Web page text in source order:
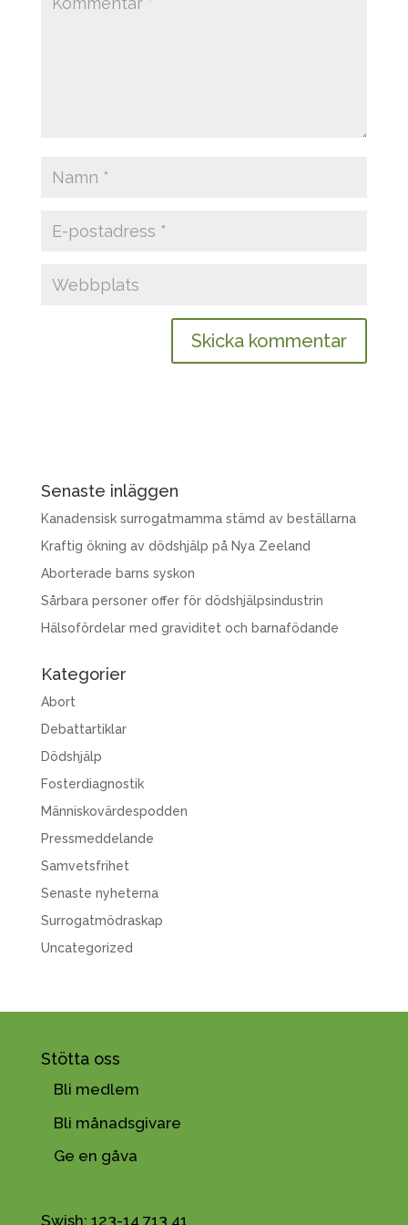
Senaste inläggen
Kanadensisk surrogatmamma stämd av beställarna
Kraftig ökning av dödshjälp på Nya Zeeland
Aborterade barns syskon
Sårbara personer offer för dödshjälpsindustrin
Hälsofördelar med graviditet och barnafödande
Kategorier
Abort
Debattartiklar
Dödshjälp
Fosterdiagnostik
Människovärdespodden
Pressmeddelande
Samvetsfrihet
Senaste nyheterna
Surrogatmödraskap
Uncategorized
Stötta oss
Bli medlem
Bli månadsgivare
Ge en gåva
Swish: 123-14 713 41